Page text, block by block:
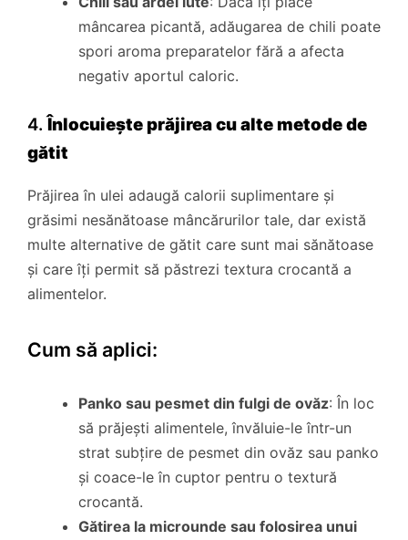
mâncarea picantă, adăugarea de chili poate
spori aroma preparatelor fără a afecta
negativ aportul caloric.
4.Înlocuiește prăjirea cu alte metode de
gătit
Prăjirea în ulei adaugă calorii suplimentare și
grăsimi nesănătoase mâncărurilor tale, dar există
multe alternative de gătit care sunt mai sănătoase
și care îți permit să păstrezi textura crocantă a
alimentelor.
Cum să aplici:
Panko sau pesmet din fulgi de ovăz: În loc
să prăjești alimentele, învăluie-le într-un
strat subțire de pesmet din ovăz sau panko
și coace-le în cuptor pentru o textură
crocantă.
Gătirea la microunde sau folosirea unui